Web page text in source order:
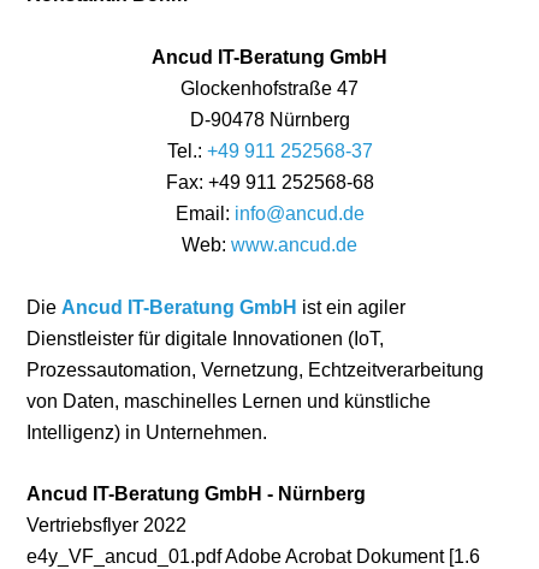
Ancud IT-⁠Beratung GmbH
Glockenhofstraße 47
D-90478 Nürnberg
Tel.: +49 911 252568-⁠37
Fax: +49 911 252568-⁠68
Email: info@ancud.de
Web: www.ancud.de
Die Ancud IT-Beratung GmbH ist ein agiler
Dienstleister für digitale Innovationen (IoT,
Prozessautomation, Vernetzung, Echtzeitverarbeitung
von Daten, maschinelles Lernen und künstliche
Intelligenz) in Unternehmen.
Ancud IT-Beratung GmbH - Nürnberg
Vertriebsflyer 2022
e4y_VF_ancud_01.pdf Adobe Acrobat Dokument [1.6